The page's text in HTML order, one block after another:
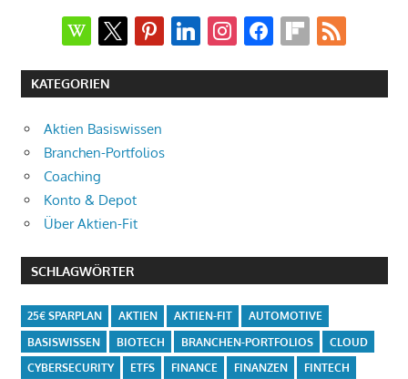
wikipedia
x pinterestlinkedininstagramfacebookflipboard
rss
KATEGORIEN
Aktien Basiswissen
Branchen-Portfolios
Coaching
Konto & Depot
Über Aktien-Fit
SCHLAGWÖRTER
25€ SPARPLAN AKTIEN AKTIEN-FIT
AUTOMOTIVE
BASISWISSEN
BIOTECH BRANCHEN-PORTFOLIOS
CLOUD
CYBERSECURITY
ETFS FINANCE FINANZEN
FINTECH